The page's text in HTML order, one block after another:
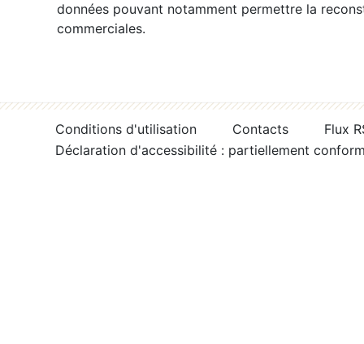
données pouvant notamment permettre la
commerciales.
Conditions d'utilisation Contacts
Flux
Déclaration d'accessibilité : partiellement